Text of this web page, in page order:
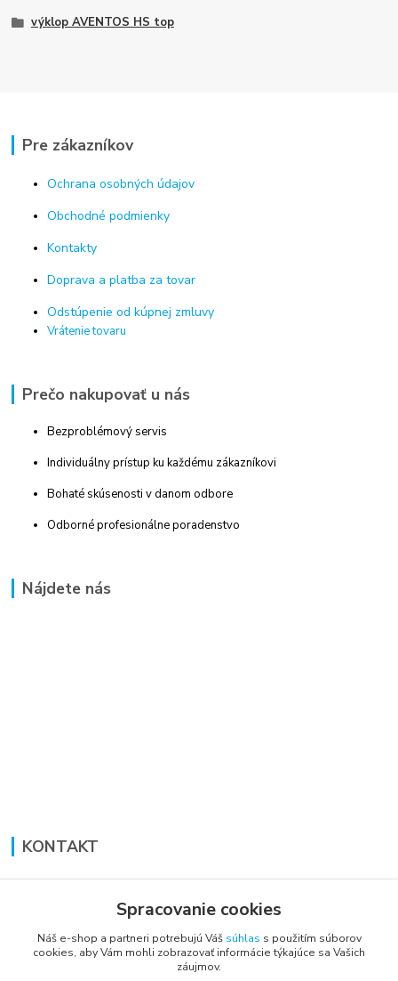
výklop AVENTOS HS top
Pre zákazníkov
Ochrana osobných údajov
Obchodné podmienky
Kontakty
Doprava a platba za tovar
Odstúpenie od kúpnej zmluvy
Vrátenie tovaru
Prečo nakupovať u nás
Bezproblémový servis
Individuálny prístup ku každému zákazníkovi
Bohaté skúsenosti v danom odbore
Odborné profesionálne poradenstvo
Nájdete nás
KONTAKT
+421 948 711 774
vsetkoprenabytok@gmail.com
Spracovanie cookies
Náš e-shop a partneri potrebujú Váš súhlas s použitím súborov
cookies, aby Vám mohli zobrazovať informácie týkajúce sa Vašich
záujmov.